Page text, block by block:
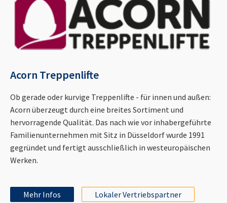
Acorn Treppenlifte
Ob gerade oder kurvige Treppenlifte - für innen und außen:
Acorn überzeugt durch eine breites Sortiment und
hervorragende Qualität. Das nach wie vor inhabergeführte
Familienunternehmen mit Sitz in Düsseldorf wurde 1991
gegründet und fertigt ausschließlich in westeuropäischen
Werken.
Mehr Infos Lokaler Vertriebspartner